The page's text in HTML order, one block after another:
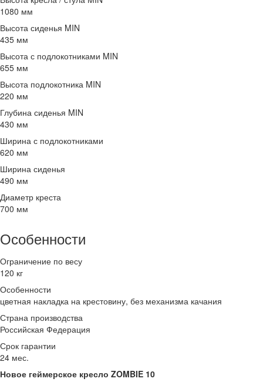
1080 мм
Высота сиденья MIN
435 мм
Высота с подлокотниками MIN
655 мм
Высота подлокотника MIN
220 мм
Глубина сиденья MIN
430 мм
Ширина с подлокотниками
620 мм
Ширина сиденья
490 мм
Диаметр креста
700 мм
Особенности
Ограничение по весу
120 кг
Особенности
цветная накладка на крестовину, без механизма качания
Страна производства
Российская Федерация
Срок гарантии
24 мес.
Новое геймерское кресло ZOMBIE 10